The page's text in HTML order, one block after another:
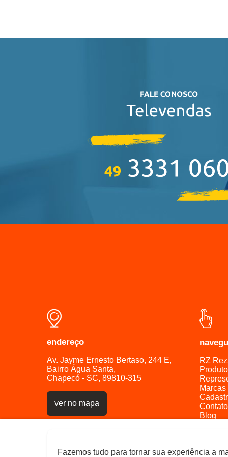
endereço
Av. Jayme Ernesto Bertaso, 244 E,
Bairro Água Santa,
Chapecó - SC, 89810-315
ver no mapa
RZ
Marcas
Contato
Blog
Fazemos tudo para tornar sua experiência a